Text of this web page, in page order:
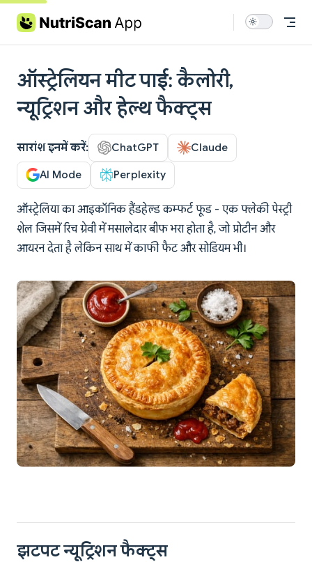
Skip to content
ऑस्ट्रेलियन मीट पाई: कैलोरी,
न्यूट्रिशन और हेल्थ फैक्ट्स
सारांश इनमें करें: ChatGPT Claude
AI Mode Perplexity
ऑस्ट्रेलिया का आइकॉनिक हैंडहेल्ड कम्फर्ट फूड - एक फ्लेकी पेस्ट्री
शेल जिसमें रिच ग्रेवी में मसालेदार बीफ भरा होता है, जो प्रोटीन और
आयरन देता है लेकिन साथ में काफी फैट और सोडियम भी।
झटपट न्यूट्रिशन फैक्ट्स